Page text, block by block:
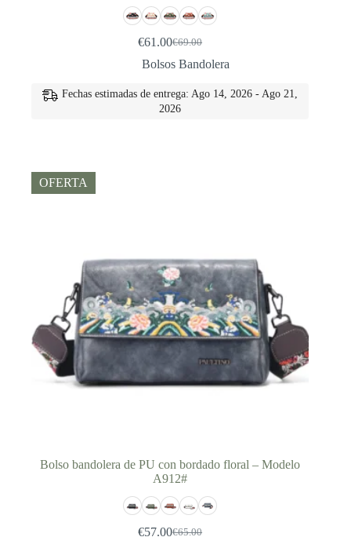
€69.00
El
precio
era:
€69.00.
€61.00El
precio
es:
€61.00.
Bolsos Bandolera
Fechas estimadas de entrega: Ago 14, 2026 - Ago 21,
2026
OFERTA
Bolso bandolera de PU con bordado floral – Modelo
A912#
€65.00
El
€57.00El